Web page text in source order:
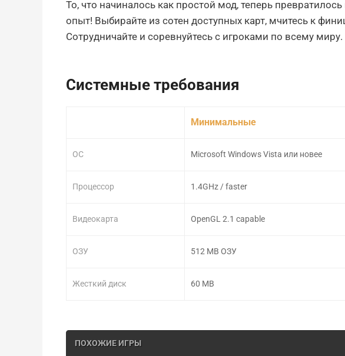
То, что начиналось как простой мод, теперь
опыт! Выбирайте из сотен доступных карт, мчитесь к
Сотрудничайте и соревнуйтесь с игроками по всему миру.
Системные требования
ОС
Процессор
Видеокарта
ОЗУ
Жесткий диск
Минимальные
Microsoft Windows Vista или новее
1.4GHz / faster
OpenGL 2.1 capable
512 MB ОЗУ
60 MB
ПОХОЖИЕ ИГРЫ